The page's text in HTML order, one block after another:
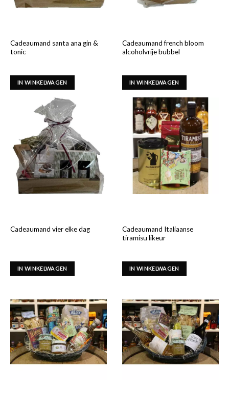
Cadeaumand santa ana gin &
tonic
IN WINKELWAGEN
Cadeaumand french bloom
alcoholvrije bubbel
IN WINKELWAGEN
Cadeaumand vier elke dag
IN WINKELWAGEN
Cadeaumand Italiaanse
tiramisu likeur
IN WINKELWAGEN